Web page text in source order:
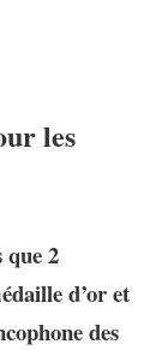
les
2
d’or et
des